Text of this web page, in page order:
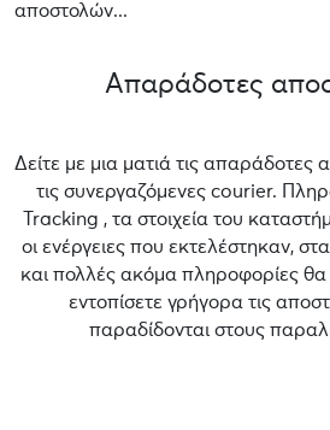
αποστολών...
Απαράδοτες
Δείτε με μια ματιά τις απαράδοτες
τις συνεργαζόμενες courier.
Tracking , τα στοιχεία του
οι ενέργειες που εκτελέστηκαν,
και πολλές ακόμα πληροφορίες
εντοπίσετε γρήγορα τις
παραδίδονται στους